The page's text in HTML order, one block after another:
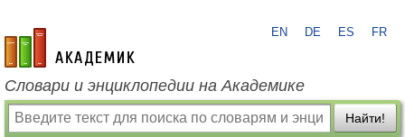
academic.ru
EN DE ES FR
Словари и энциклопедии на Академике
Найти!